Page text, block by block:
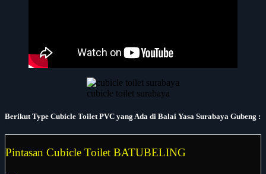
cubicle toilet surabaya
Berikut Type Cubicle Toilet PVC yang Ada di Balai Yasa Surabaya Gubeng :
Pintasan Cubicle Toilet BATUBELING